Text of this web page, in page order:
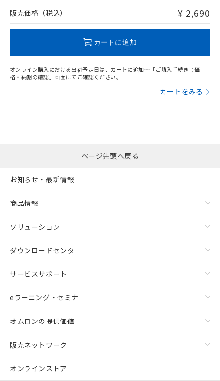
問い合わせください。
販売価格（税込） ¥ 2,690
カートに追加
オンライン購入における出荷予定日は、カートに追加～「ご購入手続き：価
格・納期の確認」画面にてご確認ください。
カートをみる
ページ先頭へ戻る
お知らせ・最新情報
商品情報
ソリューション
ダウンロードセンタ
サービスサポート
eラーニング・セミナ
オムロンの提供価値
販売ネットワーク
オンラインストア